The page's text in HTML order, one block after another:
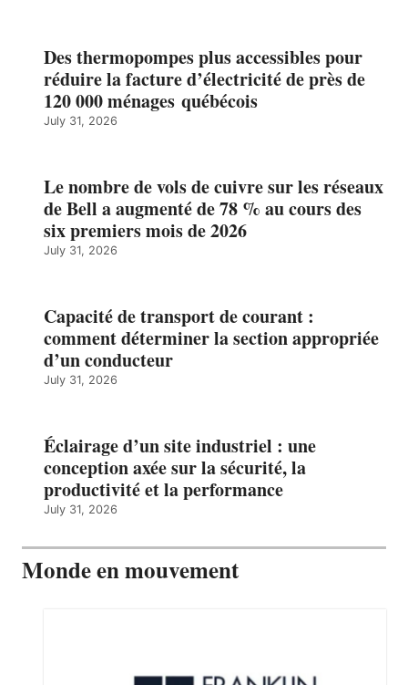
Des thermopompes plus accessibles pour
réduire la facture d’électricité de près de
120 000 ménages québécois
July 31, 2026
Le nombre de vols de cuivre sur les réseaux
de Bell a augmenté de 78 % au cours des
six premiers mois de 2026
July 31, 2026
Capacité de transport de courant :
comment déterminer la section appropriée
d’un conducteur
July 31, 2026
Éclairage d’un site industriel : une
conception axée sur la sécurité, la
productivité et la performance
July 31, 2026
Monde en mouvement